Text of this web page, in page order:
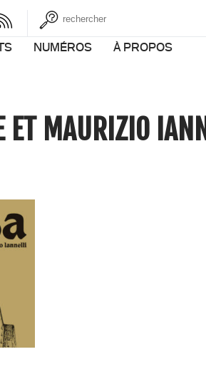
NUMÉROS À PROPOS
ET MAURIZIO